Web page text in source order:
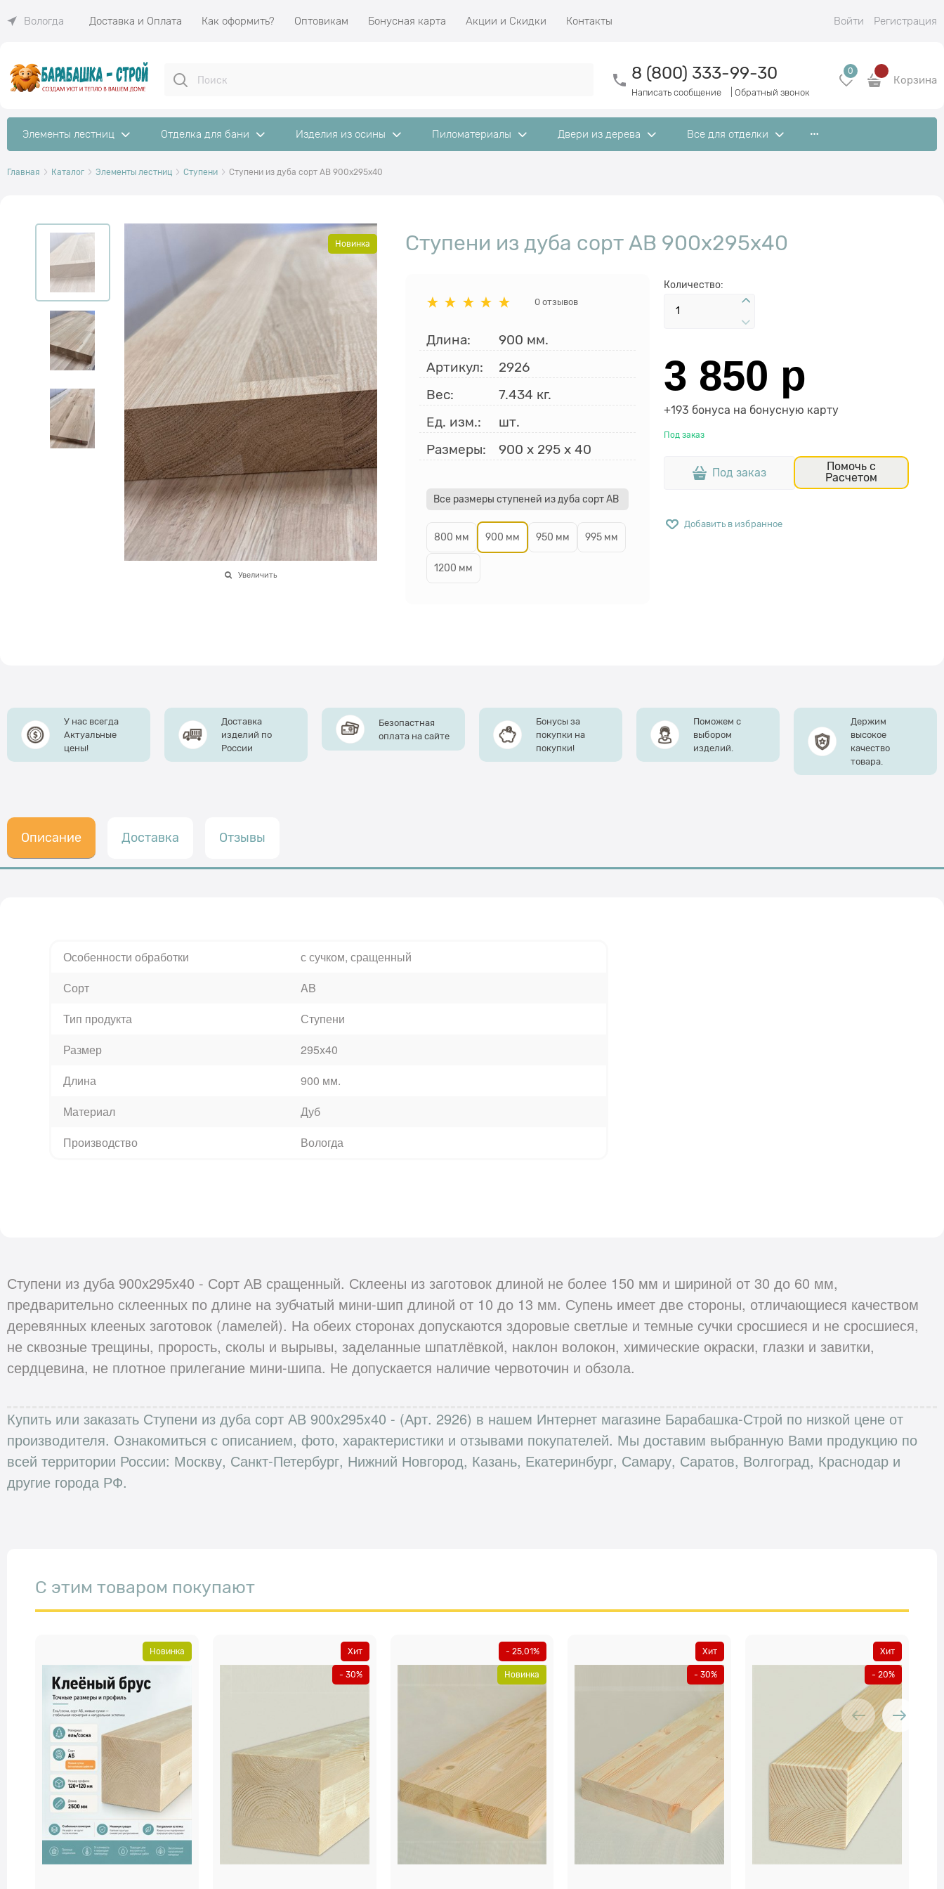
Вологда Доставка и Оплата Как оформить? Оптовикам Бонусная карта Акции и Скидки Контакты Войти Регистрация
8 (800) 333-99-30
Написать сообщение Обратный звонок
0
Корзина
Элементы лестниц Отделка для бани Изделия из осины Пиломатериалы Двери из дерева Все для отделки
Главная Каталог Элементы лестниц Ступени Ступени из дуба сорт АВ 900x295x40
Новинка
Увеличить
Ступени из дуба сорт АВ 900x295x40
0 отзывов
Длина:
900 мм.
Артикул:
2926
Вес:
7.434 кг.
Ед. изм.:
шт.
Размеры:
900 x 295x 40
Все размеры ступеней из дуба сорт АВ
800 мм 900 мм 950 мм 995 мм
1200 мм
Количество:
3 850 р
+193 бонуса на бонусную карту
Под заказ
Под заказ
Помочь с
Расчетом
Добавить в избранное
У нас всегда
Актуальные
цены!
Доставка
изделий по
России
Безопастная
оплата на сайте
Бонусы за
покупки на
покупки!
Поможем с
выбором
изделий.
Держим
высокое
качество
товара.
Описание Доставка Отзывы
Особенности обработки
с сучком, сращенный
Сорт
AB
Тип продукта
Ступени
Размер
295х40
Длина
900 мм.
Материал
Дуб
Производство
Вологда
Ступени из дуба 900х295х40 - Сорт АВ сращенный. Склеены из заготовок длиной не более 150 мм и шириной от 30 до 60 мм,
предварительно склеенных по длине на зубчатый мини-шип длиной от 10 до 13 мм. Супень имеет две стороны, отличающиеся качеством
деревянных клееных заготовок (ламелей). На обеих сторонах допускаются здоровые светлые и темные сучки сросшиеся и не сросшиеся,
не сквозные трещины, прорость, сколы и вырывы, заделанные шпатлёвкой, наклон волокон, химические окраски, глазки и завитки,
сердцевина, не плотное прилегание мини-шипа. Не допускается наличие червоточин и обзола.
Купить или заказать Ступени из дуба сорт АВ 900x295x40 - (Арт. 2926) в нашем Интернет магазине Барабашка-Строй по низкой цене от
производителя. Ознакомиться с описанием, фото, характеристики и отзывами покупателей. Мы доставим выбранную Вами продукцию по
всей территории России: Москву, Санкт-Петербург, Нижний Новгород, Казань, Екатеринбург, Самару, Саратов, Волгоград, Краснодар и
другие города РФ.
С этим товаром покупают
Новинка Хит
- 30%
- 25,01%
Новинка
Хит
- 30%
Хит
- 20%